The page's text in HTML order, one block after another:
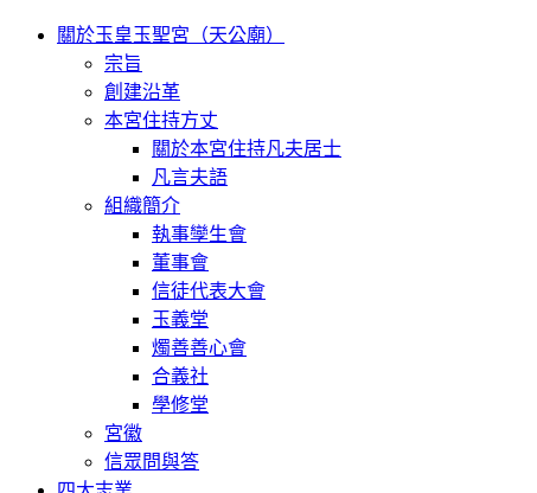
關於玉皇玉聖宮（天公廟）
宗旨
創建沿革
本宮住持方丈
關於本宮住持凡夫居士
凡言夫語
組織簡介
執事孿生會
董事會
信徒代表大會
玉義堂
燭善善心會
合義社
學修堂
宮徽
信眾問與答